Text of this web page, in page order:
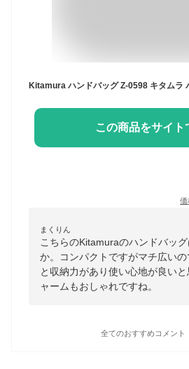
この商品をサイト
価
まくりん
こちらのKitamuraのハンドバッ
か。コンパクトですがマチ広い
と収納力があり使い心地が良い
ャームもおしゃれですね。
全てのおすすめコメント